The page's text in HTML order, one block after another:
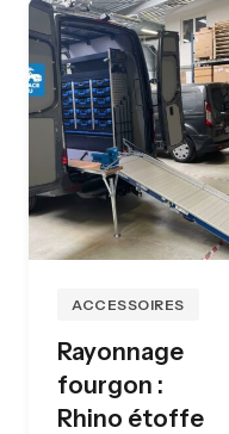
ACCESSOIRES
Rayonnage
fourgon :
Rhino étoffe